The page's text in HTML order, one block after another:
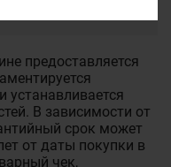
предоставляется
устанавливается
В зависимости от
срок может
от даты покупки в
чек,